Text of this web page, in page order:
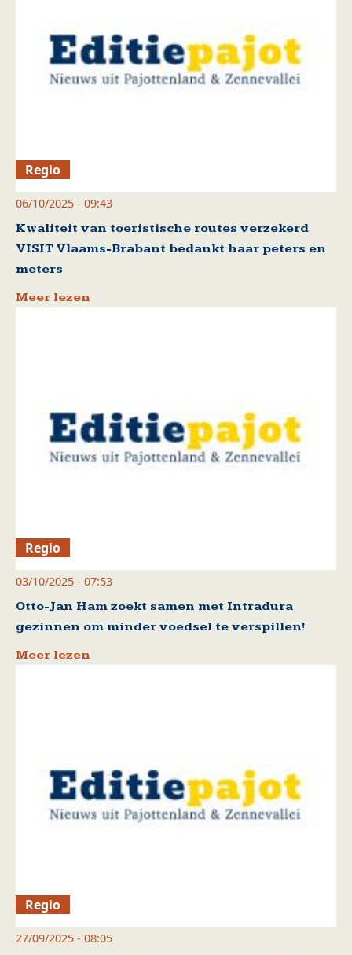
Regio
06/10/2025 - 09:43
Kwaliteit van toeristische routes verzekerd
VISIT Vlaams-Brabant bedankt haar peters en
meters
Meer lezen
Regio
03/10/2025 - 07:53
Otto-Jan Ham zoekt samen met Intradura
gezinnen om minder voedsel te verspillen!
Meer lezen
Regio
27/09/2025 - 08:05